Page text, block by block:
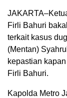
Firli Bahuri
terkait kasus
(Mentan)
kepastian
Firli Bahuri.
Kapolda Metro